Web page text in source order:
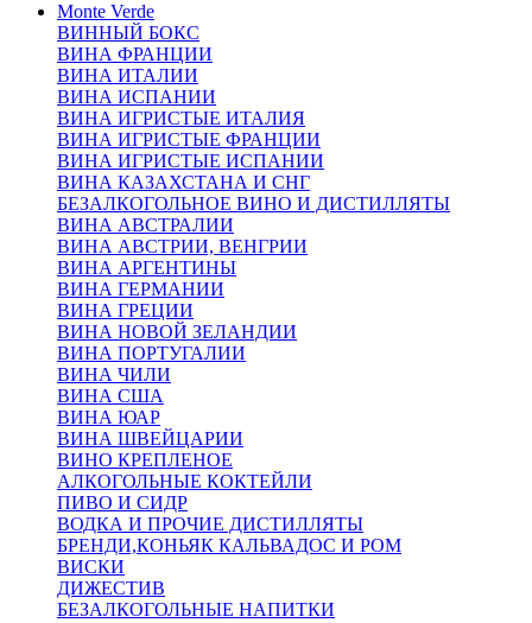
Monte Verde
ВИННЫЙ БОКС
ВИНА ФРАНЦИИ
ВИНА ИТАЛИИ
ВИНА ИСПАНИИ
ВИНА ИГРИСТЫЕ ИТАЛИЯ
ВИНА ИГРИСТЫЕ ФРАНЦИИ
ВИНА ИГРИСТЫЕ ИСПАНИИ
ВИНА КАЗАХСТАНА И СНГ
БЕЗАЛКОГОЛЬНОЕ ВИНО И ДИСТИЛЛЯТЫ
ВИНА АВСТРАЛИИ
ВИНА АВСТРИИ, ВЕНГРИИ
ВИНА АРГЕНТИНЫ
ВИНА ГЕРМАНИИ
ВИНА ГРЕЦИИ
ВИНА НОВОЙ ЗЕЛАНДИИ
ВИНА ПОРТУГАЛИИ
ВИНА ЧИЛИ
ВИНА США
ВИНА ЮАР
ВИНА ШВЕЙЦАРИИ
ВИНО КРЕПЛЕНОЕ
АЛКОГОЛЬНЫЕ КОКТЕЙЛИ
ПИВО И СИДР
ВОДКА И ПРОЧИЕ ДИСТИЛЛЯТЫ
БРЕНДИ,КОНЬЯК КАЛЬВАДОС И РОМ
ВИСКИ
ДИЖЕСТИВ
БЕЗАЛКОГОЛЬНЫЕ НАПИТКИ